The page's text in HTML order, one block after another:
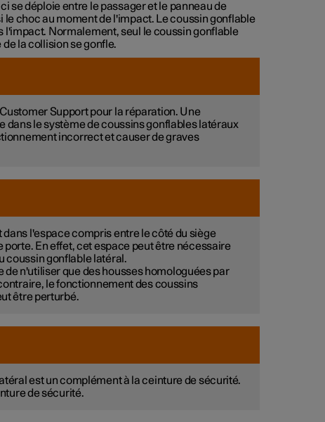
se déploie entre le passager et le panneau de
le choc au moment de l'impact. Le coussin gonflable
l'impact. Normalement, seul le coussin gonflable
la collision se gonfle.
Support pour la réparation. Une
dans le système de coussins gonflables latéraux
incorrect et causer de graves
dans l'espace compris entre le côté du siège
porte. En effet, cet espace peut être nécessaire
coussin gonflable latéral.
de n'utiliser que des housses homologuées par
le fonctionnement des coussins
être perturbé.
est un complément à la ceinture de sécurité.
de sécurité.